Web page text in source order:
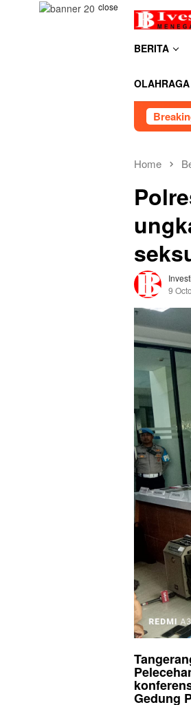
close
BERITA
OLAHRAGA
RDP PSU
Home
9
Gedung